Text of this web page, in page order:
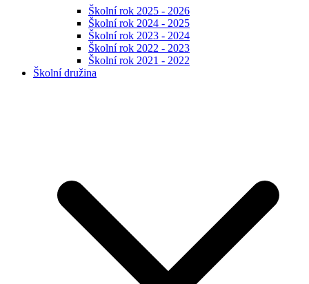
Školní rok 2025 - 2026
Školní rok 2024 - 2025
Školní rok 2023 - 2024
Školní rok 2022 - 2023
Školní rok 2021 - 2022
Školní družina